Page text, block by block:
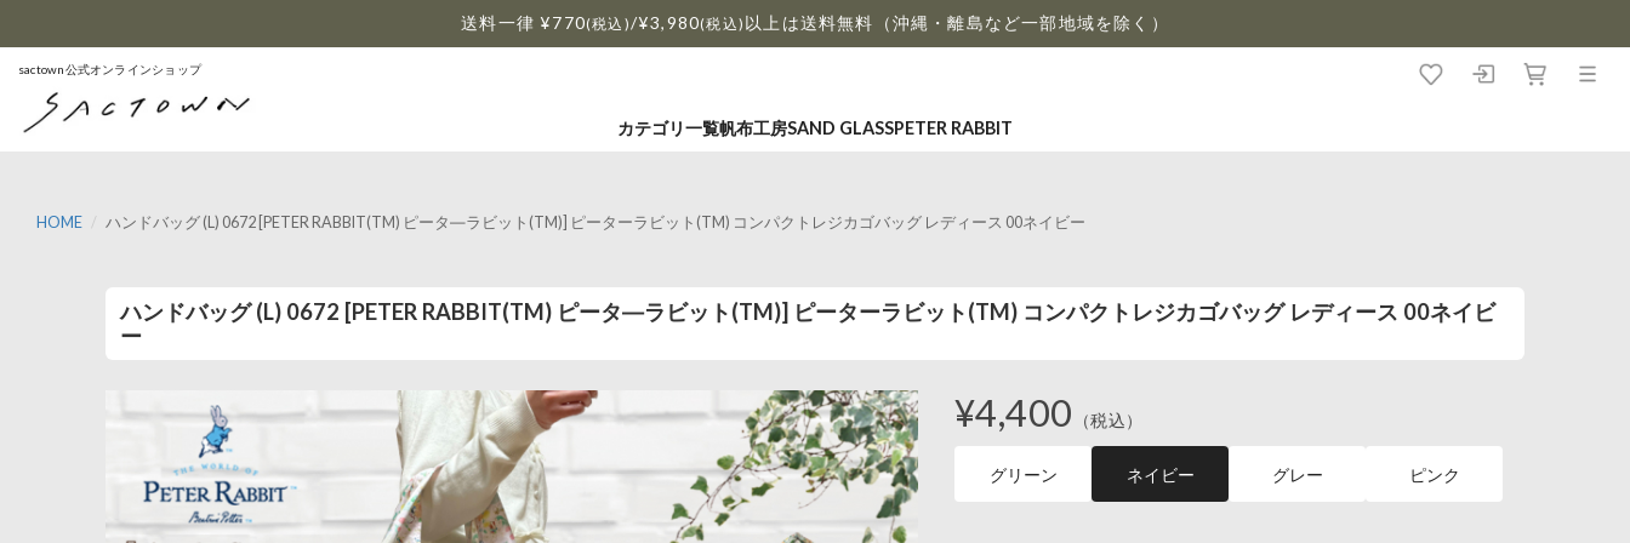
送料一律 ¥770(税込)/¥3,980(税込) 以上は送料無料（沖縄・離島など一部地域を除く）
sactown公式オンラインショップ
カテゴリ一覧帆布工房SAND GLASSPETER RABBIT
HOME ハンドバッグ (L) 0672 [PETER RABBIT(TM) ピータ―ラビット(TM)] ピーターラビット(TM) コンパクトレジカゴバッグ レディース 00ネイビー
ハンドバッグ (L) 0672 [PETER RABBIT(TM) ピータ―ラビット(TM)] ピーターラビット(TM) コンパクトレジカゴバッグ レディース 00ネイビ
ー
¥4,400 （税込）
グリーン ネイビー グレー ピンク